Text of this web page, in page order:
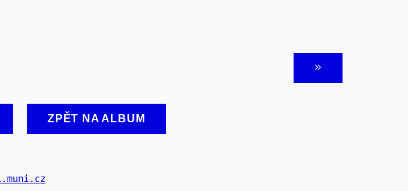
ZPĚT NA ALBUM
.muni .cz